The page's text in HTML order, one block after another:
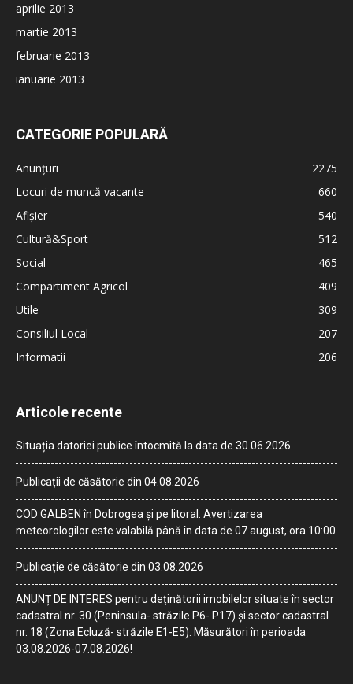
aprilie 2013
martie 2013
februarie 2013
ianuarie 2013
CATEGORIE POPULARĂ
Anunțuri
2275
Locuri de muncă vacante
660
Afișier
540
Cultură&Sport
512
Social
465
Compartiment Agricol
409
Utile
309
Consiliul Local
207
Informatii
206
Articole recente
Situația datoriei publice întocmită la data de 30.06.2026
Publicații de căsătorie din 04.08.2026
COD GALBEN în Dobrogea și pe litoral. Avertizarea
meteorologilor este valabilă până în data de 07 august, ora 10:00
Publicație de căsătorie din 03.08.2026
ANUNȚ DE INTERES pentru deținătorii imobilelor situate în sector
cadastral nr. 30 (Peninsula- străzile P6- P17) și sector cadastral
nr. 18 (Zona Ecluză- străzile E1-E5). Măsurători în perioada
03.08.2026-07.08.2026!